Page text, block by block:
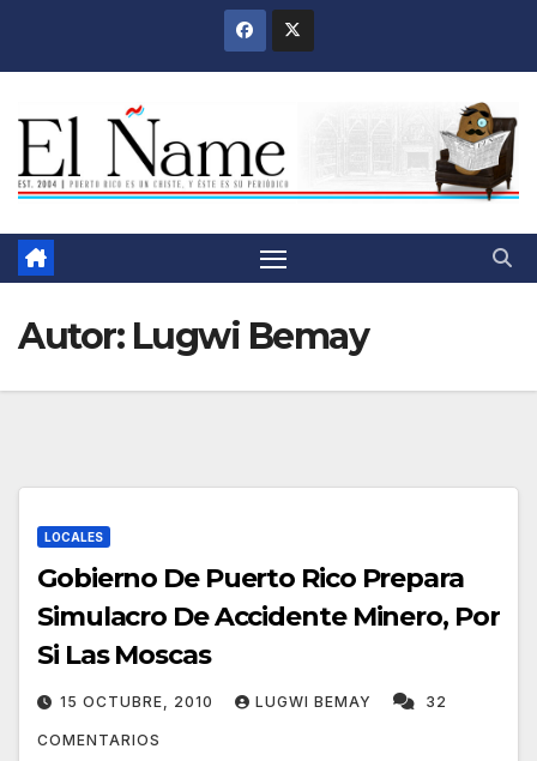
Autor: Lugwi Bemay
LOCALES
Gobierno De Puerto Rico Prepara
Simulacro De Accidente Minero, Por
Si Las Moscas
15 OCTUBRE, 2010 LUGWI BEMAY 32
COMENTARIOS